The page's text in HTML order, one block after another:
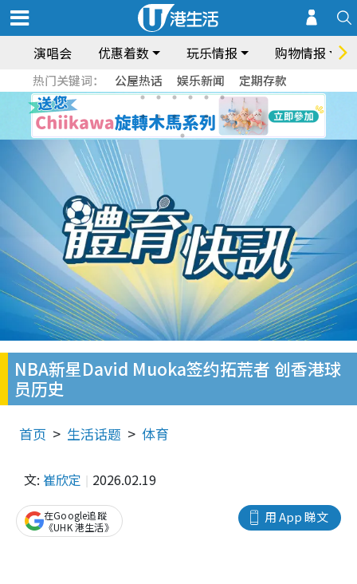
演唱会 优惠着数 玩乐情报 购物情报
热门关键词： 公屋热话 娱乐新闻 定期存款
NBA新星David Muoka签约拓荒者 创香港球
员历史
首页 生活话题 体育
文: 崔欣定 2026.02.19
用 App 睇文
在Google追蹤
《UHK 港生活》